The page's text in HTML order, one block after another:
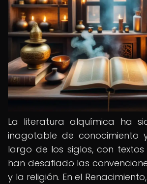
La literatura alquímica ha
inagotable de conocimiento
largo de los siglos, con
han desafiado las
y la religión. En el